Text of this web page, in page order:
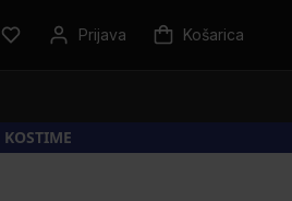
Prijava Košarica